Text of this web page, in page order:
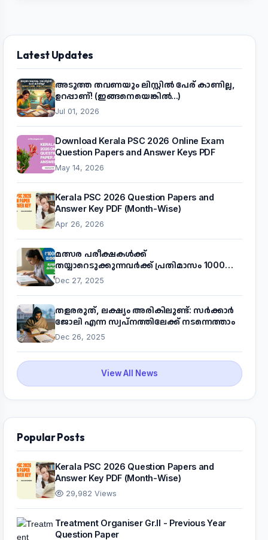
Latest Updates
അടുത്ത തവണയും ലിസ്റ്റിൽ പേര് കാണില്ല,
ഉറപ്പാണ്! (ഇങ്ങനെയെങ്കിൽ...)
Jul 01, 2026
Download Kerala PSC 2026 Online Exam
Question Papers and Answer Keys PDF
May 14, 2026
Kerala PSC 2026 Question Papers and
Answer Key PDF (Month-Wise)
Apr 26, 2026
മത്സര പരീക്ഷകൾക്ക്
തയ്യാറെടുക്കുന്നവർക്ക് പ്രതിമാസം 1000
രൂപ! മുഖ്യമന്ത്രിയുടെ 'കണക്ട് ടു വർക്ക്'
പദ്ധതിയെക്കുറിച്ച് അറിയാം
Dec 27, 2025
തളരരുത്, ലക്ഷ്യം അരികിലുണ്ട്: സർക്കാർ
ജോലി എന്ന സ്വപ്നത്തിലേക്ക് നടന്നെത്താം
Dec 26, 2025
View All News
Popular Posts
Kerala PSC 2026 Question Papers and
Answer Key PDF (Month-Wise)
29,982 Views
Treatment Organiser Gr.II - Previous Year
Question Paper